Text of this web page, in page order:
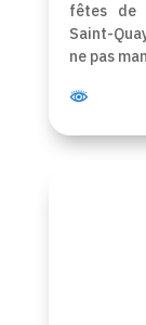
fêtes de
Saint-
ne pas